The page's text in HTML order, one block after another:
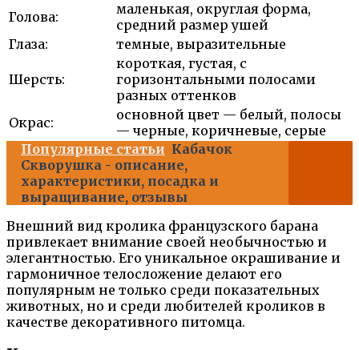
Голова:
маленькая, округлая форма,
средний размер ушей
Глаза:
темные, выразительные
Шерсть:
короткая, густая, с
горизонтальными полосами
разных оттенков
Окрас:
основной цвет — белый, полосы
— черные, коричневые, серые
Популярные статьи Кабачок
Скворушка - описание,
характеристики, посадка и
выращивание, отзывы
Внешний вид кролика французского барана
привлекает внимание своей необычностью и
элегантностью. Его уникальное окрашивание и
гармоничное телосложение делают его
популярным не только среди показательных
животных, но и среди любителей кроликов в
качестве декоративного питомца.